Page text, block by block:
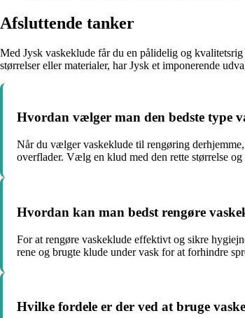
Afsluttende tanker
Med Jysk vaskeklude får du en pålidelig og
størrelser eller materialer, har Jysk et imponerende
Hvordan vælger man den bedste type
Når du vælger vaskeklude til rengøring
overflader. Vælg en klud med den rette størrelse
Hvordan kan man bedst rengøre
For at rengøre vaskeklude effektivt og sikre
rene og brugte klude under vask for at forhindre
Hvilke fordele er der ved at bruge